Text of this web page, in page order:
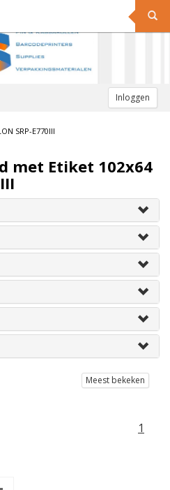
Inloggen
SRP-E770III
met Etiket 102x64
Meest bekeken
1